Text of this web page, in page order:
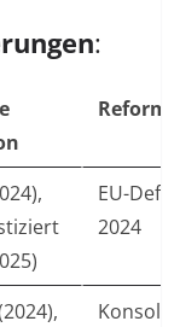
:
EU-
2024